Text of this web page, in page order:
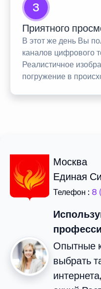
3
Приятного
В этот же день Вы
каналов цифрового
Реалистичное
погружение в
Москва
Единая
Телефон : 8
Опытные
выбрать